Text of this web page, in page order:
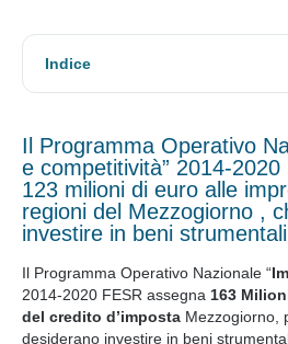
Indice
Il Programma Operativo
e competitività” 2014-
123 milioni di euro alle
regioni del Mezzogiorno ,
investire in beni
Il Programma Operativo Nazionale “
2014-2020 FESR assegna 163
del credito d’imposta Mezzogiorno,
desiderano investire in beni